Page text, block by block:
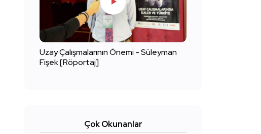
Uzay Çalışmalarının Önemi - Süleyman
Fişek [Röportaj]
Çok Okunanlar